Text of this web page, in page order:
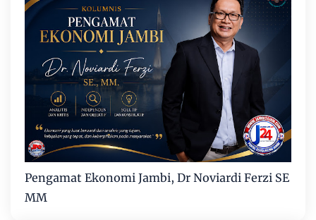
Pengamat Ekonomi Jambi, Dr Noviardi Ferzi SE
MM